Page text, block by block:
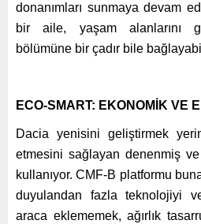
donanımları sunmaya devam
bir aile, yaşam alanlarını
bölümüne bir çadır bile
ECO-SMART: EKONOMİK VE
Dacia yenisini geliştirmek
etmesini sağlayan denenmiş
kullanıyor. CMF-B platformu
duyulandan fazla teknolojiyi
araca eklememek, ağırlık